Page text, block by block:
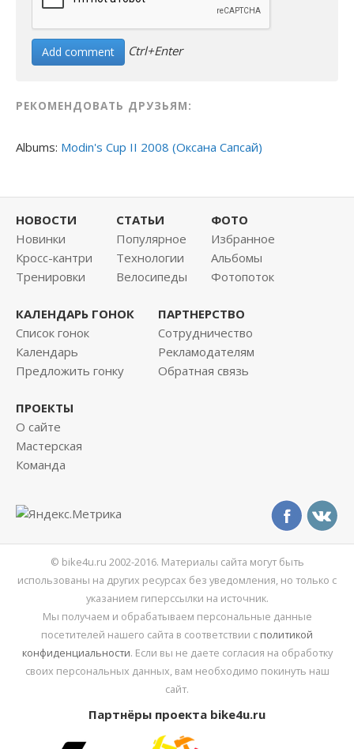
Ctrl+Enter
РЕКОМЕНДОВАТЬ ДРУЗЬЯМ:
Albums: Modin's Cup II 2008 (Оксана Сапсай)
НОВОСТИ
Новинки
Кросс-кантри
Тренировки
СТАТЬИ
Популярное
Технологии
Велосипеды
ФОТО
Избранное
Альбомы
Фотопоток
КАЛЕНДАРЬ ГОНОК
Список гонок
Календарь
Предложить гонку
ПАРТНЕРСТВО
Сотрудничество
Рекламодателям
Обратная связь
ПРОЕКТЫ
О сайте
Мастерская
Команда
© bike4u.ru 2002-2016. Материалы сайта могут быть
использованы на других ресурсах без уведомления, но только с
указанием гиперссылки на источник.
Мы получаем и обрабатываем персональные данные
посетителей нашего сайта в соответствии с политикой
конфиденциальности. Если вы не даете согласия на обработку
своих персональных данных, вам необходимо покинуть наш
сайт.
Партнёры проекта bike4u.ru